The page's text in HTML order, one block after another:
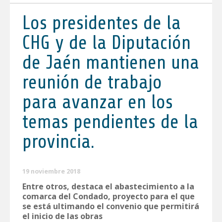
Los presidentes de la
CHG y de la Diputación
de Jaén mantienen una
reunión de trabajo
para avanzar en los
temas pendientes de la
provincia.
19 noviembre 2018
Entre otros, destaca el abastecimiento a la
comarca del Condado, proyecto para el que
se está ultimando el convenio que permitirá
el inicio de las obras